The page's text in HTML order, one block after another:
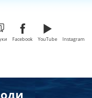
Facebook YouTube Instagram